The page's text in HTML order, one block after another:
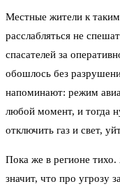
Местные жители к
расслабляться не
спасателей за
обошлось без
напоминают: режим
любой момент, и тогда
отключить газ и свет,
Пока же в регионе тихо.
значит, что про угрозу